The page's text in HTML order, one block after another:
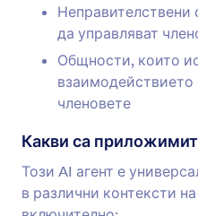
Неправителствени
да управляват
Общности, които
членовете
Какви са
Този AI агент е
в различни контексти